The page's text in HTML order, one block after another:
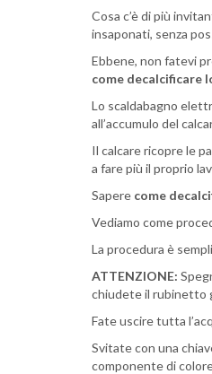
Cosa c’è di più
insaponati, senza
Ebbene, non fatevi
come decalcificare
Lo scaldabagno
all’accumulo del
Il calcare ricopre le
a fare più il proprio
Sapere come
Vediamo come
La procedura è
ATTENZIONE:
chiudete il rubinetto
Fate uscire tutta
Svitate con una
componente di